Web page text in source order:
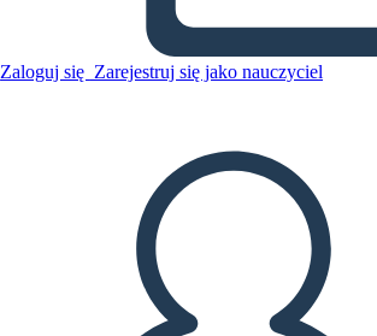
Zaloguj się Zarejestruj się jako nauczyciel
ODTWARZANIE POKAZU SLAJDÓW
PRZECZYTAJ MI